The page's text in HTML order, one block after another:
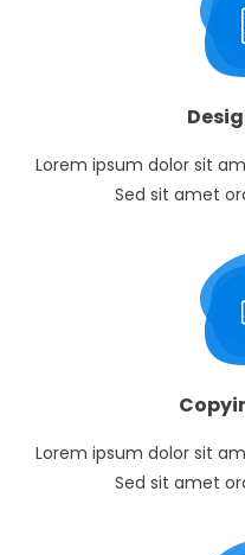
Lorem ipsum dolor sit
Sed sit amet
Lorem ipsum dolor sit
Sed sit amet